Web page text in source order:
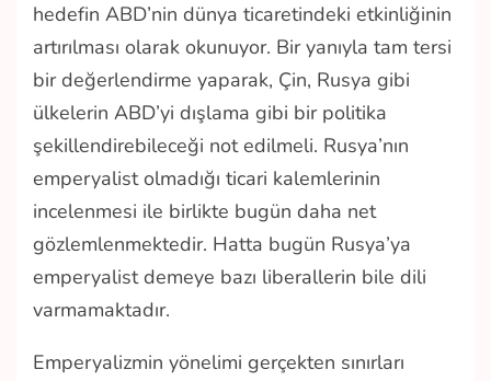
hedefin ABD’nin dünya ticaretindeki etkinliğinin
artırılması olarak okunuyor. Bir yanıyla tam tersi
bir değerlendirme yaparak, Çin, Rusya gibi
ülkelerin ABD’yi dışlama gibi bir politika
şekillendirebileceği not edilmeli. Rusya’nın
emperyalist olmadığı ticari kalemlerinin
incelenmesi ile birlikte bugün daha net
gözlemlenmektedir. Hatta bugün Rusya’ya
emperyalist demeye bazı liberallerin bile dili
varmamaktadır.
Emperyalizmin yönelimi gerçekten sınırları